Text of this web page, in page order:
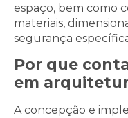
espaço, bem como
materiais,
segurança
Por que
em
A concepção e